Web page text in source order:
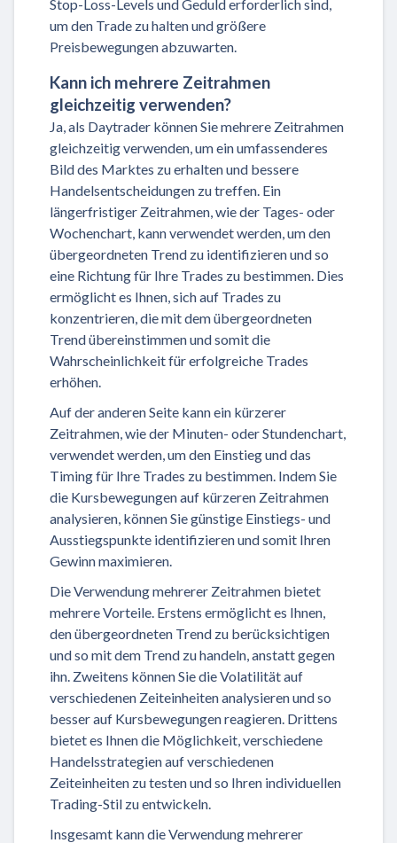
Stop-Loss-Levels und Geduld erforderlich sind,
um den Trade zu halten und größere
Preisbewegungen abzuwarten.
Kann ich mehrere Zeitrahmen
gleichzeitig verwenden?
Ja, als Daytrader können Sie mehrere Zeitrahmen
gleichzeitig verwenden, um ein umfassenderes
Bild des Marktes zu erhalten und bessere
Handelsentscheidungen zu treffen. Ein
längerfristiger Zeitrahmen, wie der Tages- oder
Wochenchart, kann verwendet werden, um den
übergeordneten Trend zu identifizieren und so
eine Richtung für Ihre Trades zu bestimmen. Dies
ermöglicht es Ihnen, sich auf Trades zu
konzentrieren, die mit dem übergeordneten
Trend übereinstimmen und somit die
Wahrscheinlichkeit für erfolgreiche Trades
erhöhen.
Auf der anderen Seite kann ein kürzerer
Zeitrahmen, wie der Minuten- oder Stundenchart,
verwendet werden, um den Einstieg und das
Timing für Ihre Trades zu bestimmen. Indem Sie
die Kursbewegungen auf kürzeren Zeitrahmen
analysieren, können Sie günstige Einstiegs- und
Ausstiegspunkte identifizieren und somit Ihren
Gewinn maximieren.
Die Verwendung mehrerer Zeitrahmen bietet
mehrere Vorteile. Erstens ermöglicht es Ihnen,
den übergeordneten Trend zu berücksichtigen
und so mit dem Trend zu handeln, anstatt gegen
ihn. Zweitens können Sie die Volatilität auf
verschiedenen Zeiteinheiten analysieren und so
besser auf Kursbewegungen reagieren. Drittens
bietet es Ihnen die Möglichkeit, verschiedene
Handelsstrategien auf verschiedenen
Zeiteinheiten zu testen und so Ihren individuellen
Trading-Stil zu entwickeln.
Insgesamt kann die Verwendung mehrerer